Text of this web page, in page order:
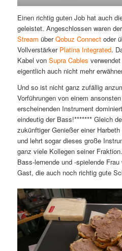
Einen richtig guten Job hat auch
geleistet. Angeschlossen waren
Stream überQobuz Connectoder
Vollverstärker Platina Integrated.
Kabel von Supra Cables
eigentlich auch nicht mehr
Und so ist nicht ganz zufällig
Vorführungen von einem
erscheinenden Instrument
eindeutig der Bass!******* Gleich
zukünftiger Genießer einer
und lehrt sogar dieses große
ganz viele Kollegen seiner
Bass-lernende und -spielende
Gast, die auch noch richtig gute